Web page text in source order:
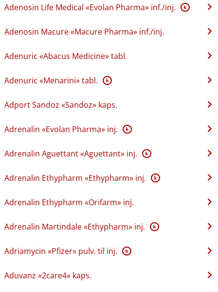
Adenosin Life Medical «Evolan Pharma» inf.​/​inj. K
Adenosin Macure «Macure Pharma» inf.​/​inj.
Adenuric «Abacus Medicine» tabl.
Adenuric «Menarini» tabl. K
Adport Sandoz «Sandoz» kaps.
Adrenalin «Evolan Pharma» inj. K
Adrenalin Aguettant «Aguettant» inj. K
Adrenalin Ethypharm «Ethypharm» inj. K
Adrenalin Ethypharm «Orifarm» inj.
Adrenalin Martindale «Ethypharm» inj. K
Adriamycin «Pfizer» pulv. til inj. K
Aduvanz «2care4» kaps.